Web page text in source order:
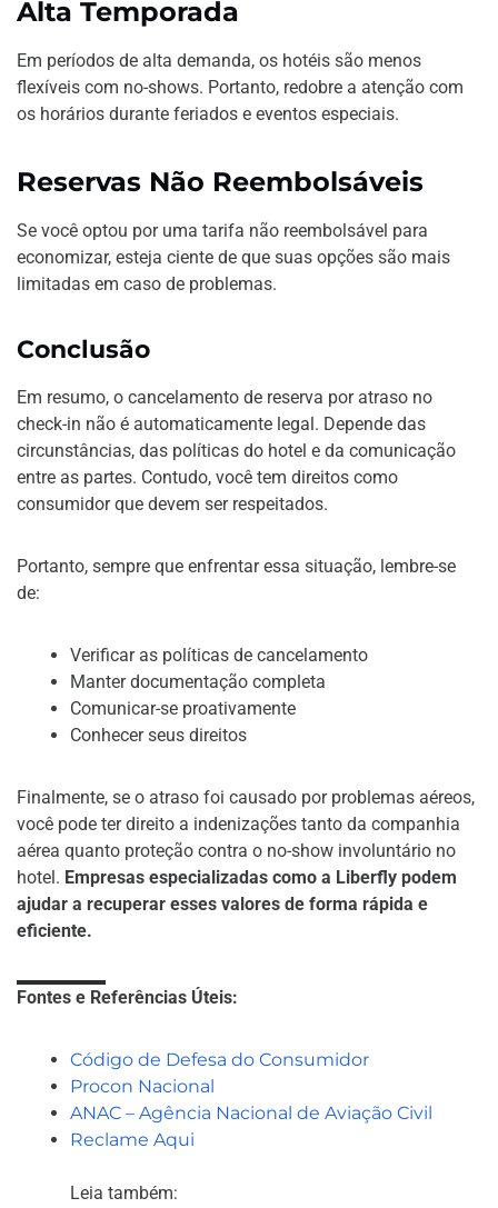
Alta Temporada
Em períodos de alta demanda, os hotéis são menos
flexíveis com no-shows. Portanto, redobre a atenção com
os horários durante feriados e eventos especiais.
Reservas Não Reembolsáveis
Se você optou por uma tarifa não reembolsável para
economizar, esteja ciente de que suas opções são mais
limitadas em caso de problemas.
Conclusão
Em resumo, o cancelamento de reserva por atraso no
check-in não é automaticamente legal. Depende das
circunstâncias, das políticas do hotel e da comunicação
entre as partes. Contudo, você tem direitos como
consumidor que devem ser respeitados.
Portanto, sempre que enfrentar essa situação, lembre-se
de:
Verificar as políticas de cancelamento
Manter documentação completa
Comunicar-se proativamente
Conhecer seus direitos
Finalmente, se o atraso foi causado por problemas aéreos,
você pode ter direito a indenizações tanto da companhia
aérea quanto proteção contra o no-show involuntário no
hotel. Empresas especializadas como a Liberfly podem
ajudar a recuperar esses valores de forma rápida e
eficiente.
Fontes e Referências Úteis:
Código de Defesa do Consumidor
Procon Nacional
ANAC – Agência Nacional de Aviação Civil
Reclame Aqui
Leia também: